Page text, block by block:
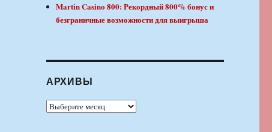
Martin Casino 800: Рекордный 800% бонус и
безграничные возможности для выигрыша
АРХИВЫ
Архивы